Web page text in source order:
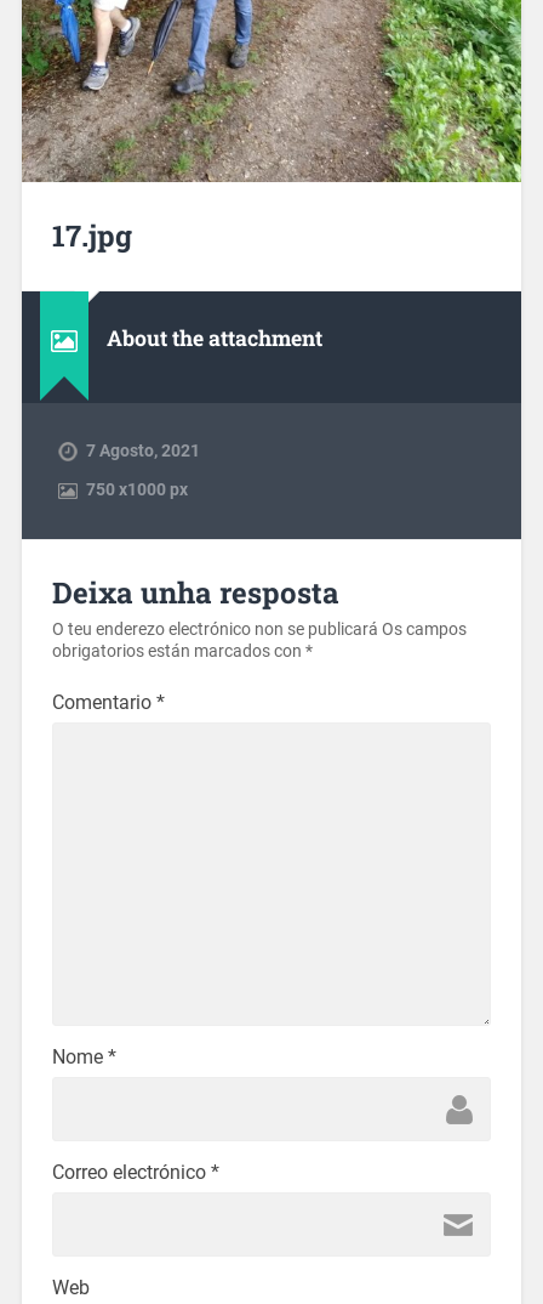
17.jpg
About the attachment
7 Agosto, 2021
750x1000 px
Deixa unha resposta
O teu enderezo electrónico non se publicará Os campos
obrigatorios están marcados con *
Comentario *
Nome *
Correo electrónico *
Web